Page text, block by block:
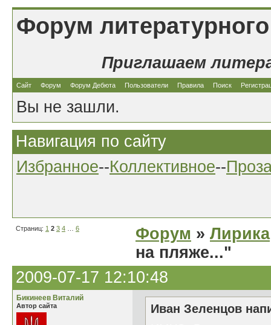
Форум
Приглашаем
Сайт Форум Форум Дебюта Пользователи Правила Поиск
Вы не зашли.
Навигация по сайту
Избранное--Коллективное--
Страниц: 1 2 3 4 6 Форум » Лирика
на пляже..."
2009-07-17 12:10:48
Бикинеев Виталий
Автор сайта
Иван Зеленцов